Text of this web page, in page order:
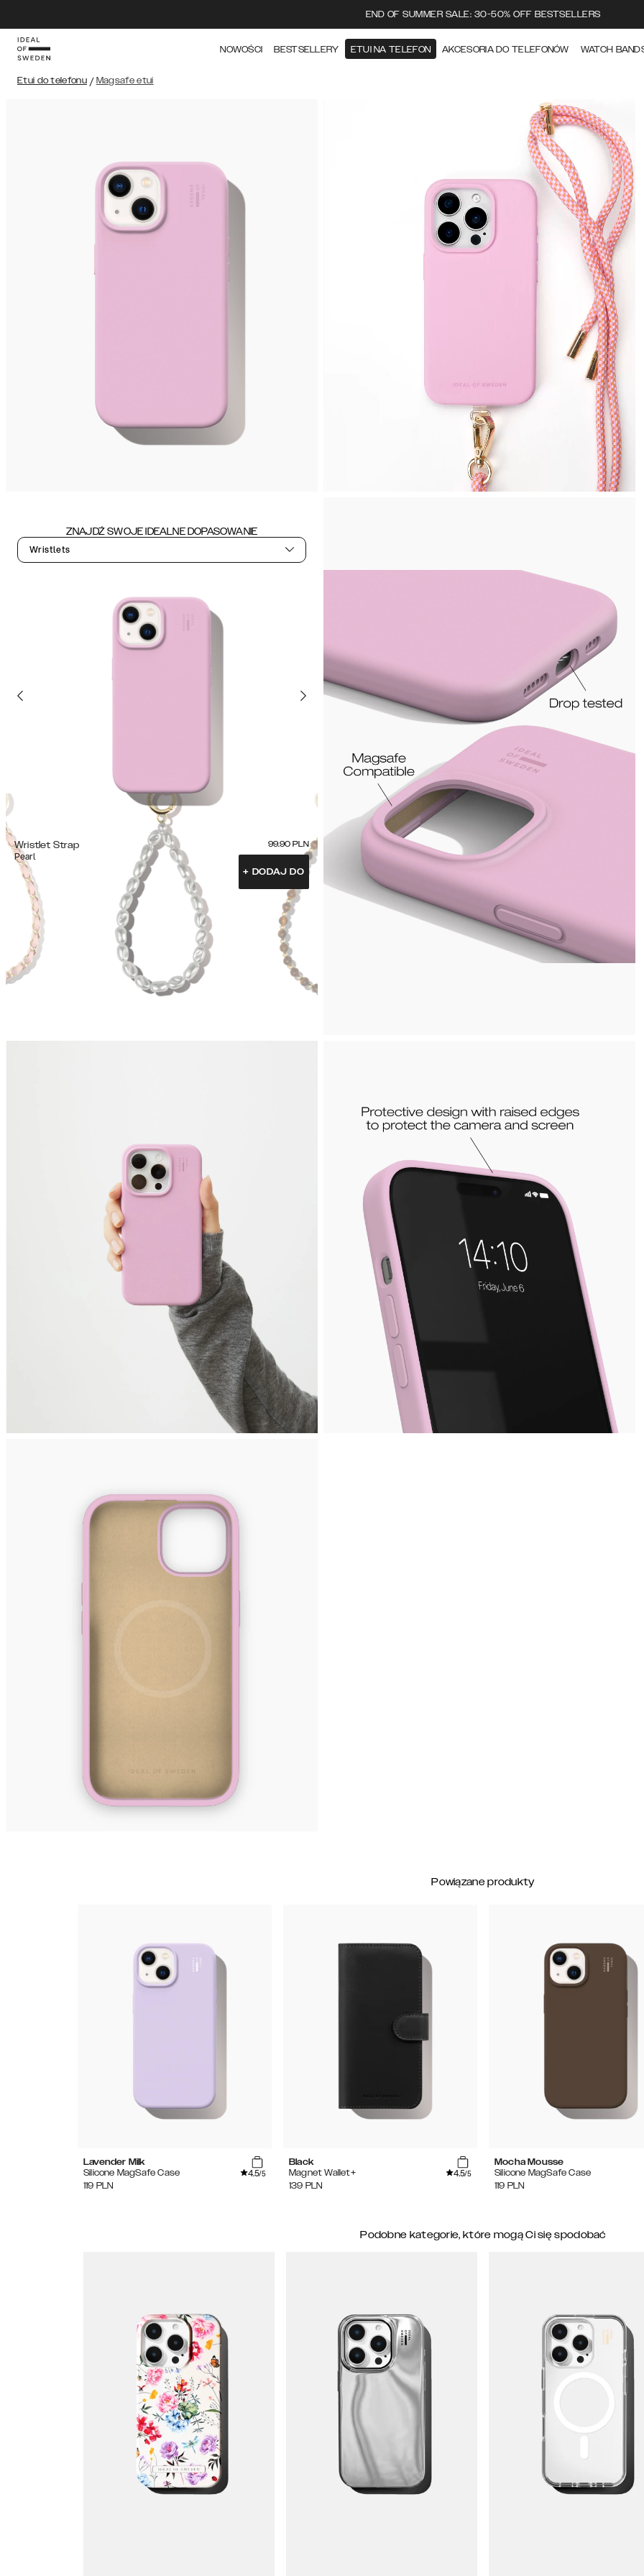
END OF SUMMER SALE: 30-50% OFF BESTSELLERS
NOWOŚCI BESTSELLERY ETUI NA TELEFON AKCESORIA DO TELEFONÓW WATCH
Etui do telefonu / Magsafe etui
ZNAJDŹ SWOJE IDEALNE DOPASOWANIE
Wristlets
Wristlet Strap
Pearl
99.90 PLN
+ DODAJ DO
Powiązane produkty
Lavender Milk
Silicone MagSafe Case
4.5/5
119 PLN
Black
Magnet Wallet+
4.5/5
139 PLN
Mocha Mousse
Silicone MagSafe Case
119 PLN
Podobne kategorie, które mogą Ci się spodobać